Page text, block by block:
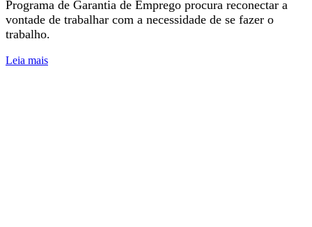
Programa de Garantia de Emprego procura reconectar a
vontade de trabalhar com a necessidade de se fazer o
trabalho.
Leia mais(link para E se o desemprego não fosse inevitável?)